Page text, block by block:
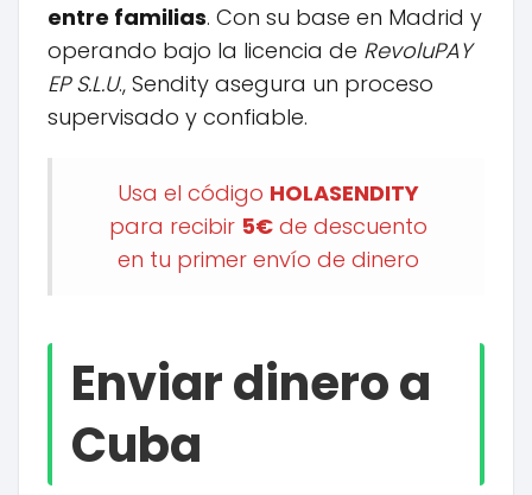
entre familias. Con su base en Madrid y
operando bajo la licencia de RevoluPAY
EP S.L.U., Sendity asegura un proceso
supervisado y confiable.
Usa el código HOLASENDITY
para recibir 5€ de descuento
en tu primer envío de dinero
Enviar dinero a
Cuba